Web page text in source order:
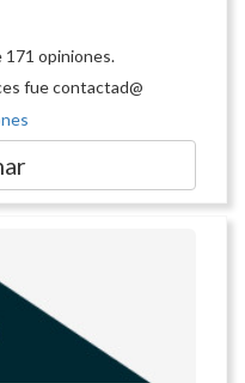
171 opiniones.
fue contactad@